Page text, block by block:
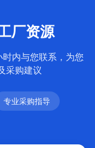
厂资源
内与您联系，为您
采购建议
专业采购指导